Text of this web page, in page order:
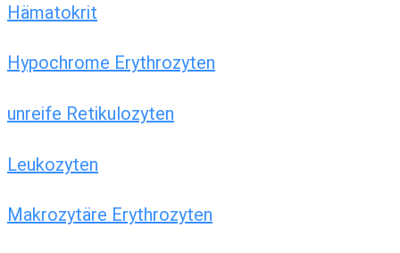
Hämatokrit
Hypochrome Erythrozyten
unreife Retikulozyten
Leukozyten
Makrozytäre Erythrozyten